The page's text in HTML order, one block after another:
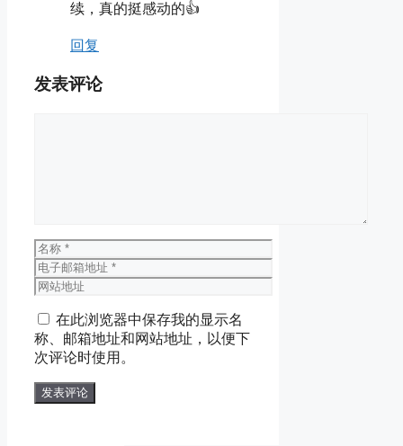
续，真的挺感动的👍
回复
发表评论
名
称
电
子
箱
地
址
网
地
址
在此浏览器中保存我的显示名
称、邮箱地址和网站地址，以便下
次评论时使用。